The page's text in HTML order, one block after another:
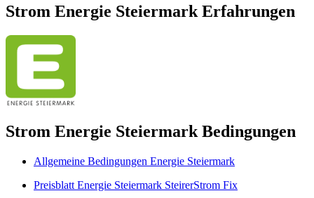
Strom Energie Steiermark Erfahrungen
Strom Energie Steiermark Bedingungen
Allgemeine Bedingungen Energie Steiermark
Preisblatt Energie Steiermark SteirerStrom Fix